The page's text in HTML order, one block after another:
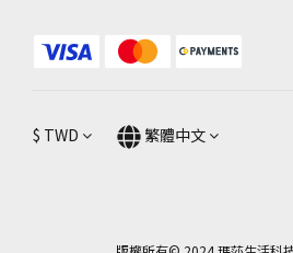
$ TWD 繁體中文